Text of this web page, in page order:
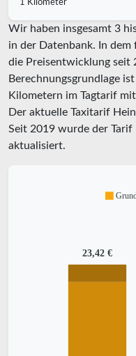
1 Kilometer
Wir haben insgesamt 3
in der Datenbank. In
die Preisentwicklung seit
Berechnungsgrundlage
Kilometern im Tagtarif
Der aktuelle Taxitarif
Seit 2019 wurde der Tarif
aktualisiert.
23,42 €